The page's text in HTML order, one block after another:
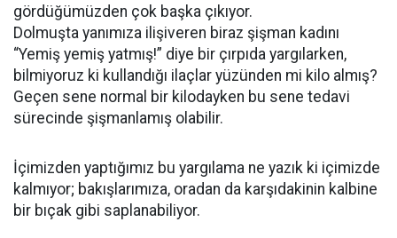
gördüğümüzden çok başka çıkıyor.
Dolmuşta yanımıza ilişiveren biraz şişman kadını
“Yemiş yemiş yatmış!” diye bir çırpıda yargılarken,
bilmiyoruz ki kullandığı ilaçlar yüzünden mi kilo almış?
Geçen sene normal bir kilodayken bu sene tedavi
sürecinde şişmanlamış olabilir.
İçimizden yaptığımız bu yargılama ne yazık ki içimizde
kalmıyor; bakışlarımıza, oradan da karşıdakinin kalbine
bir bıçak gibi saplanabiliyor.